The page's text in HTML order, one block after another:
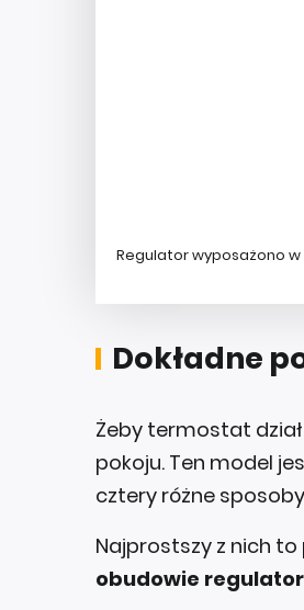
Regulator wyposażono
Dokładne
Żeby termostat
pokoju. Ten model
cztery różne
Najprostszy z nich to
obudowie